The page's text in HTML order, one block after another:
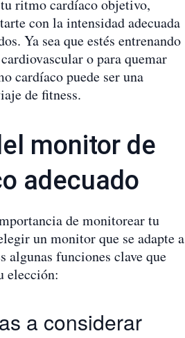
ritmo cardíaco objetivo,
con la intensidad adecuada
Ya sea que estés entrenando
o para quemar
cardíaco puede ser una
de fitness.
monitor de
adecuado
de monitorear tu
un monitor que se adapte a
algunas funciones clave que
elección:
a considerar